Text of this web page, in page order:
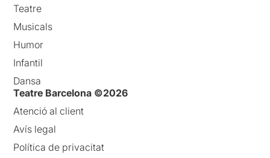
Teatre
Musicals
Humor
Infantil
Dansa
Teatre Barcelona ©2026
Atenció al client
Avís legal
Política de privacitat